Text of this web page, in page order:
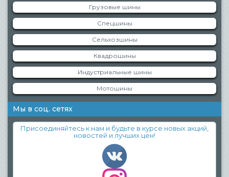
Грузовые шины
Спецшины
Сельхозшины
Квадрошины
Индустриальные шины
Мотошины
Мы в соц. сетях
Присоединяйтесь к нам и будьте в курсе новых акций,
новостей и лучших цен!